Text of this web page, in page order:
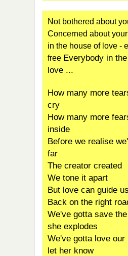
Not bothered about
Concerned about
in the house of love -
free Everybody in
love ...
How many more
cry
How many more
inside
Before we realise
far
The creator created
We tone it apart
But love can guide us
Back on the right
We've gotta save
she explodes
We've gotta love our
let her know